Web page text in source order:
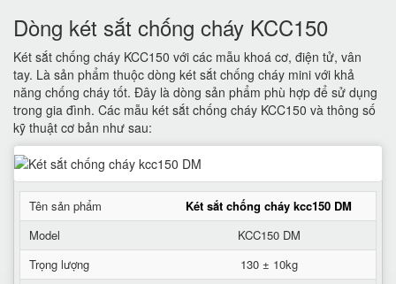
Dòng két sắt chống cháy KCC150
Két sắt chống cháy KCC150 với các mẫu khoá cơ, điện tử, vân
tay. Là sản phẩm thuộc dòng két sắt chống cháy mini với khả
năng chống cháy tốt. Đây là dòng sản phẩm phù hợp để sử dụng
trong gia đình. Các mẫu két sắt chống cháy KCC150 và thông số
kỹ thuật cơ bản như sau:
Tên sản phẩm
Két sắt chống cháy kcc150 DM
Model
KCC150 DM
Trọng lượng
130 ± 10kg